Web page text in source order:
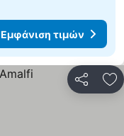
Εμφάνιση τιμών